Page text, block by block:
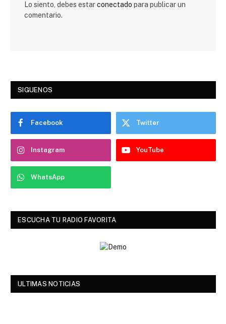
Lo siento, debes estarconectado para publicar un
comentario.
SIGUENOS
Facebook Twitter
Instagram YouTube
WhatsApp
ESCUCHA TU RADIO FAVORITA
ULTIMAS NOTICIAS